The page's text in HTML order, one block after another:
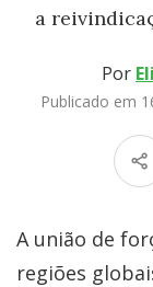
a
Por
Publicado em
A união de
regiões